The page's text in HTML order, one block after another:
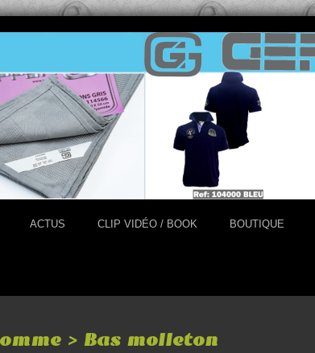
ACTUS CLIP VIDÉO / BOOK BOUTIQUE
> Bas molleton